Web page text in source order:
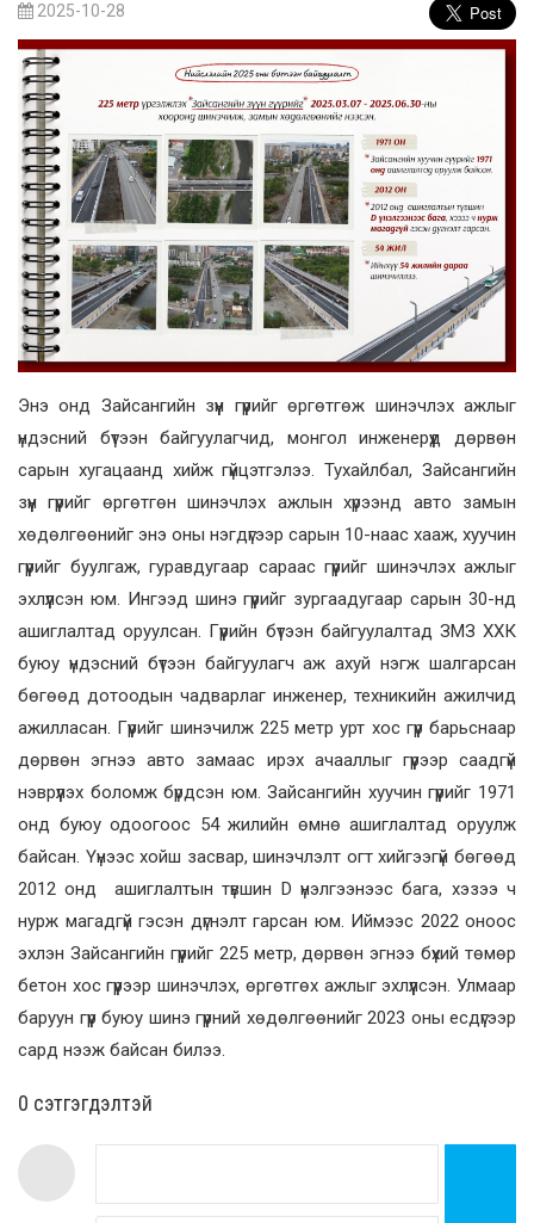
2025-10-28
Энэ онд Зайсангийн зүүн гүүрийг өргөтгөж шинэчлэх ажлыг
үндэсний бүтээн байгуулагчид, монгол инженерүүд дөрвөн
сарын хугацаанд хийж гүйцэтгэлээ. Тухайлбал, Зайсангийн
зүүн гүүрийг өргөтгөн шинэчлэх ажлын хүрээнд авто замын
хөдөлгөөнийг энэ оны нэгдүгээр сарын 10-наас хааж, хуучин
гүүрийг буулгаж, гуравдугаар сараас гүүрийг шинэчлэх ажлыг
эхлүүлсэн юм. Ингээд шинэ гүүрийг зургаадугаар сарын 30-нд
ашиглалтад оруулсан. Гүүрийн бүтээн байгуулалтад ЗМЗ ХХК
буюу үндэсний бүтээн байгуулагч аж ахуй нэгж шалгарсан
бөгөөд дотоодын чадварлаг инженер, техникийн ажилчид
ажилласан. Гүүрийг шинэчилж 225 метр урт хос гүүр барьснаар
дөрвөн эгнээ авто замаас ирэх ачааллыг гүүрээр саадгүй
нэврүүлэх боломж бүрдсэн юм. Зайсангийн хуучин гүүрийг 1971
онд буюу одоогоос 54 жилийн өмнө ашиглалтад оруулж
байсан. Үүнээс хойш засвар, шинэчлэлт огт хийгээгүй бөгөөд
2012 онд ашиглалтын түвшин D үнэлгээнээс бага, хэзээ ч
нурж магадгүй гэсэн дүгнэлт гарсан юм. Иймээс 2022 оноос
эхлэн Зайсангийн гүүрийг 225 метр, дөрвөн эгнээ бүхий төмөр
бетон хос гүүрээр шинэчлэх, өргөтгөх ажлыг эхлүүлсэн. Улмаар
баруун гүүр буюу шинэ гүүрний хөдөлгөөнийг 2023 оны есдүгээр
сард нээж байсан билээ.
0 cэтгэгдэлтэй